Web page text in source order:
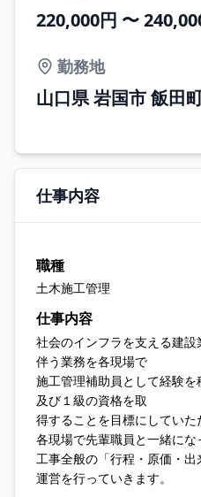
220,000円 〜
勤務地
山口県 岩国市 飯田
仕事内容
職種
土木施工管理
仕事内容
社会のインフラを支える建
伴う業務を各現場で
施工管理補助員として経験
及び１級の資格を取
得することを目標にしていた
各現場で先輩職員と一緒に
工事全般の「行程・原価・
運営を行っていきます。